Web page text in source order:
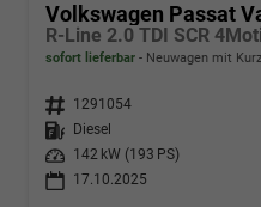
Volkswagen Passat
sofort lieferbar Neuwagen mit
Fahrzeugnr. 1291054
Kraftstoff
Diesel
Leistung
142 kW (193 PS)
17.10.2025